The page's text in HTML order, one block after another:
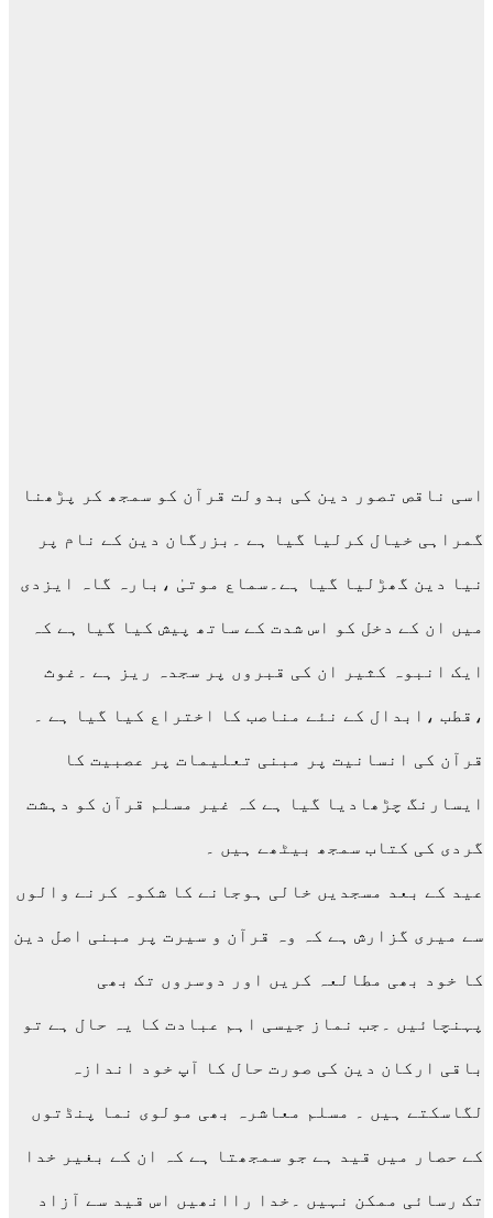
اسی ناقص تصور دین کی بدولت قرآن کو سمجھ کر پڑھنا
گمراہی خیال کرلیا گیا ہے ۔بزرگان دین کے نام پر
نیا دین گھڑلیا گیا ہے۔سماع موتیٰ ،بارہ گاہ ایزدی
میں ان کے دخل کو اس شدت کے ساتھ پیش کیا گیا ہے کہ
ایک انبوہ کثیر ان کی قبروں پر سجدہ ریز ہے ۔غوث
،قطب ،ابدال کے نئے مناصب کا اختراع کیا گیا ہے ۔
قرآن کی انسانیت پر مبنی تعلیمات پر عصبیت کا
ایسارنگ چڑھادیا گیا ہے کہ غیر مسلم قرآن کو دہشت
گردی کی کتاب سمجھ بیٹھے ہیں ۔
عید کے بعد مسجدیں خالی ہوجانے کا شکوہ کرنے والوں
سے میری گزارش ہے کہ وہ قرآن و سیرت پر مبنی اصل دین
کا خود بھی مطالعہ کریں اور دوسروں تک بھی
پہنچائیں ۔جب نماز جیسی اہم عبادت کا یہ حال ہے تو
باقی ارکان دین کی صورت حال کا آپ خود اندازہ
لگاسکتے ہیں ۔ مسلم معاشرہ بھی مولوی نما پنڈتوں
کے حصار میں قید ہے جو سمجھتا ہے کہ ان کے بغیر خدا
تک رسائی ممکن نہیں ۔خدا راانھیں اس قید سے آزاد